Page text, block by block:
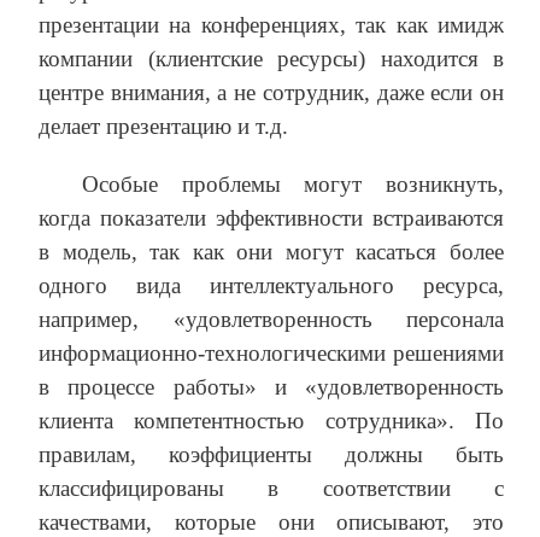
презентации на конференциях, так как имидж
компании (клиентские ресурсы) находится в
центре внимания, а не сотрудник, даже если он
делает презентацию и т.д.
Особые проблемы могут возникнуть,
когда показатели эффективности встраиваются
в модель, так как они могут касаться более
одного вида интеллектуального ресурса,
например, «удовлетворенность персонала
информационно-технологическими решениями
в процессе работы» и «удовлетворенность
клиента компетентностью сотрудника». По
правилам, коэффициенты должны быть
классифицированы в соответствии с
качествами, которые они описывают, это